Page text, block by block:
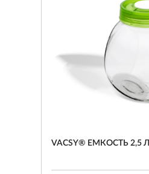
VACSY® ЕМКОСТЬ 2,5 Л